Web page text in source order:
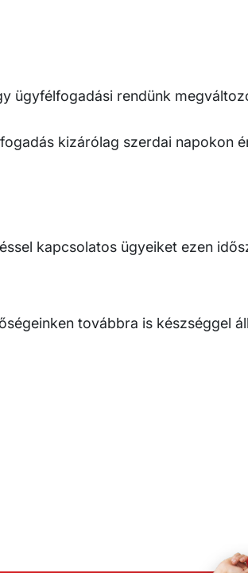
ügyfélfogadási rendünk
kizárólag szerdai napokon
kapcsolatos ügyeiket ezen
továbbra is készséggel